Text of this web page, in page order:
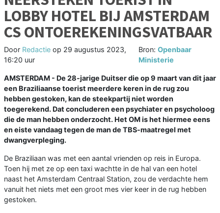
LOBBY HOTEL BIJ AMSTERDAM
CS ONTOEREKENINGSVATBAAR
Door Redactie op 29 augustus 2023,
16:20 uur
Bron: Openbaar
Ministerie
AMSTERDAM - De 28-jarige Duitser die op 9 maart van dit jaar
een Braziliaanse toerist meerdere keren in de rug zou
hebben gestoken, kan de steekpartij niet worden
toegerekend. Dat concluderen een psychiater en psycholoog
die de man hebben onderzocht. Het OM is het hiermee eens
en eiste vandaag tegen de man de TBS-maatregel met
dwangverpleging.
De Braziliaan was met een aantal vrienden op reis in Europa.
Toen hij met ze op een taxi wachtte in de hal van een hotel
naast het Amsterdam Centraal Station, zou de verdachte hem
vanuit het niets met een groot mes vier keer in de rug hebben
gestoken.